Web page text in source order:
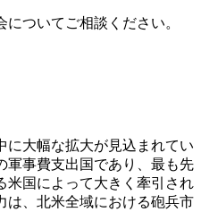
についてご相談ください。
に大幅な拡大が見込まれてい
軍事費支出国であり、最も先
米国によって大きく牽引され
は、北米全域における砲兵市